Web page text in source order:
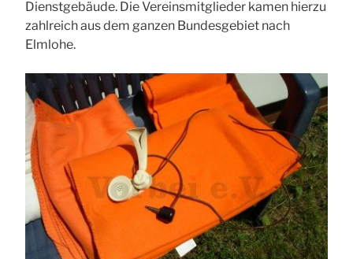
Dienstgebäude. Die Vereinsmitglieder kamen hierzu
zahlreich aus dem ganzen Bundesgebiet nach
Elmlohe.